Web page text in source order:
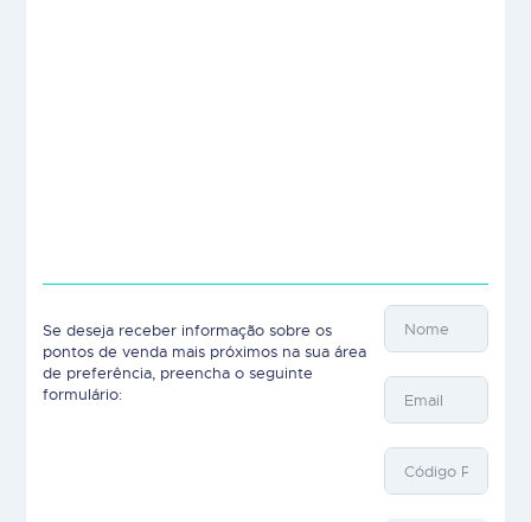
Se deseja receber informação sobre os
pontos de venda mais próximos na sua área
de preferência, preencha o seguinte
formulário: